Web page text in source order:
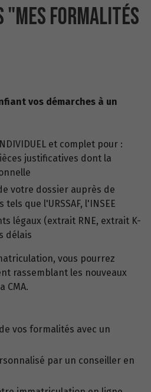
"MES FORMALITÉS
vos démarches à un
et complet pour :
justificatives dont la
votre dossier auprès de
que l'URSSAF, l'INSEE
légaux (extrait RNE, extrait K-
délais
vous pourrez
rassemblant les nouveaux
CMA.
vos formalités avec un
par un conseiller en